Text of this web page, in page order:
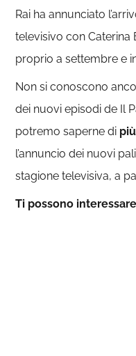
Rai ha annunciato
televisivo con
proprio a settembre e
Non si conoscono
dei nuovi episodi de Il
potremo saperne di
l’annuncio dei nuovi
stagione televisiva, a
Ti possono